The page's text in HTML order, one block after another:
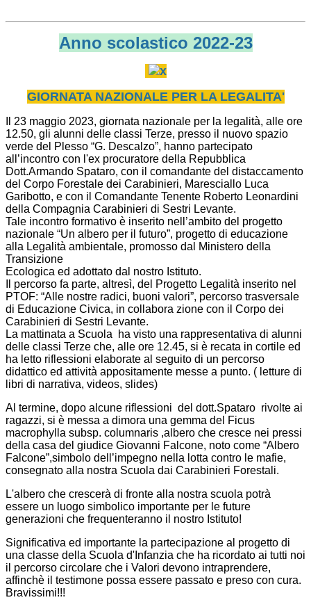
Anno scolastico 2022-23
GIORNATA NAZIONALE PER LA LEGALITA'
Il 23 maggio 2023, giornata nazionale per la legalità, alle ore
12.50, gli alunni delle classi Terze, presso il nuovo spazio
verde del Plesso “G. Descalzo”, hanno partecipato
all’incontro con l'ex procuratore della Repubblica
Dott.Armando Spataro, con il comandante del distaccamento
del Corpo Forestale dei Carabinieri, Maresciallo Luca
Garibotto, e con il Comandante Tenente Roberto Leonardini
della Compagnia Carabinieri di Sestri Levante.
Tale incontro formativo è inserito nell’ambito del progetto
nazionale “Un albero per il futuro”, progetto di educazione
alla Legalità ambientale, promosso dal Ministero della
Transizione
Ecologica ed adottato dal nostro Istituto.
Il percorso fa parte, altresì, del Progetto Legalità inserito nel
PTOF: “Alle nostre radici, buoni valori”, percorso trasversale
di Educazione Civica, in collabora zione con il Corpo dei
Carabinieri di Sestri Levante.
La mattinata a Scuola ha visto una rappresentativa di alunni
delle classi Terze che, alle ore 12.45, si è recata in cortile ed
ha letto riflessioni elaborate al seguito di un percorso
didattico ed attività appositamente messe a punto. ( letture di
libri di narrativa, videos, slides)
Al termine, dopo alcune riflessioni del dott.Spataro rivolte ai
ragazzi, si è messa a dimora una gemma del Ficus
macrophylla subsp. columnaris ,albero che cresce nei pressi
della casa del giudice Giovanni Falcone, noto come “Albero
Falcone”,simbolo dell’impegno nella lotta contro le mafie,
consegnato alla nostra Scuola dai Carabinieri Forestali.
L'albero che crescerà di fronte alla nostra scuola potrà
essere un luogo simbolico importante per le future
generazioni che frequenteranno il nostro Istituto!
Significativa ed importante la partecipazione al progetto di
una classe della Scuola d'Infanzia che ha ricordato ai tutti noi
il percorso circolare che i Valori devono intraprendere,
affinchè il testimone possa essere passato e preso con cura.
Bravissimi!!!